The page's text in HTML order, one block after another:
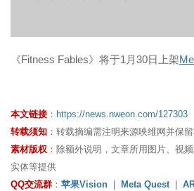
《Fitness Fables》将于1月30日上架
本文链接 ： https://news.nweon.com/127303
转载须知 ：转载摘编需注明来源映维网并保留
素材版权 ：除额外说明，文章所用图片、视
实体等提供
QQ交流群 ： 苹果Vision Meta Quest|